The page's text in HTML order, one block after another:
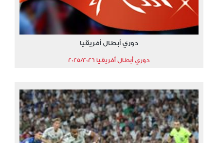
دوري أبطال أفريقيا
دوري أبطال أفريقيا 2025/2026